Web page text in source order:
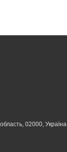
02000, Україна